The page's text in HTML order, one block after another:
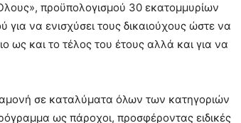
προϋπολογισμού 30 εκατομμυρίων
να ενισχύσει τους δικαιούχους ώστε να
ως και το τέλος του έτους αλλά και για να
σε καταλύματα όλων των κατηγοριών
ως πάροχοι, προσφέροντας ειδικές